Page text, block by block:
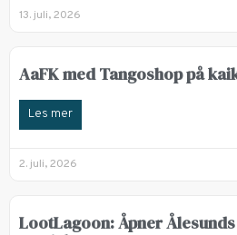
13. juli, 2026
AaFK med Tangoshop på
Les mer
2. juli, 2026
LootLagoon: Åpner